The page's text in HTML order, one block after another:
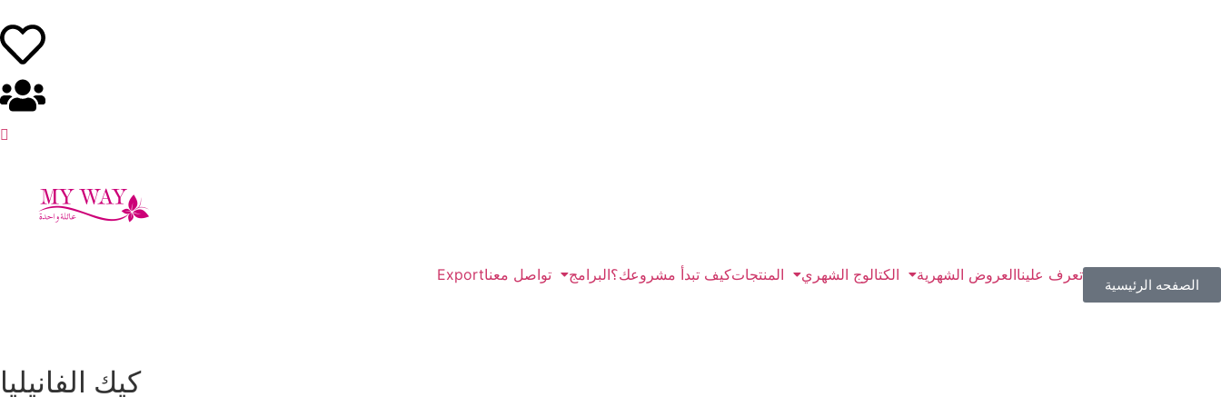
Exportتواصل معنا البرامجكيف تبدأ مشروعك؟المنتجات الكتالوج الشهري العروض الشهريةتعرف علينا
الصفحه الرئيسية
كيك الفانيليا